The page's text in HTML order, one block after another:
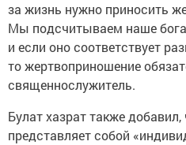
за жизнь нужно приносить
Мы подсчитываем наше
и если оно соответствует
то жертвоприношение
священнослужитель.
Булат хазрат также
представляет собой